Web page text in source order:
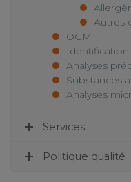
Autres
OGM
Identification
Analyses
Substances
Analyses
Services
Politique qualité